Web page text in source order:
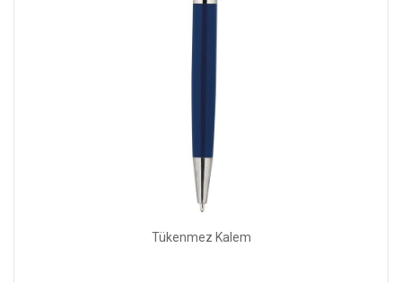
Tükenmez Kalem